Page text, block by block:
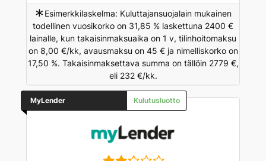
∗ Esimerkkilaskelma: Kuluttajansuojalain mukainen
todellinen vuosikorko on 31,85 % laskettuna 2400 €
lainalle, kun takaisinmaksuaika on 1 v, tilinhoitomaksu
on 8,00 €/kk, avausmaksu on 45 € ja nimelliskorko on
17,50 %. Takaisinmaksettava summa on tällöin 2779 €,
eli 232 €/kk.
MyLender Kulutusluotto